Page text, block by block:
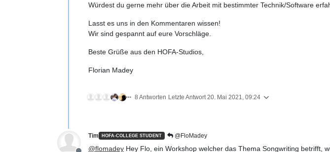
Würdest du gerne mehr über die Arbeit mit bestimmter Technik/Software
Lasst es uns in den Kommentaren wissen!
Wir sind gespannt auf eure Vorschläge.
Beste Grüße aus den HOFA-Studios,
Florian Madey
8 Antworten Letzte Antwort 20. Mai 2021, 09:24
Tim HOFA-COLLEGE STUDENT @FloMadey
@flomadey Hey Flo, ein Workshop welcher das Thema Songwriting betrifft,